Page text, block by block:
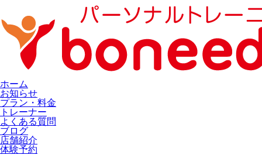
ホーム
お知らせ
プラン・料金
トレーナー
よくある質問
ブログ
店舗紹介
体験予約